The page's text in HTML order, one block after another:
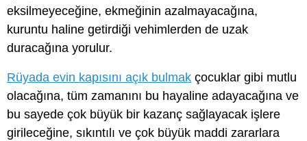
eksilmeyeceğine, ekmeğinin azalmayacağına,
kuruntu haline getirdiği vehimlerden de uzak
duracağına yorulur.
Rüyada evin kapısını açık bulmak çocuklar gibi mutlu
olacağına, tüm zamanını bu hayaline adayacağına ve
bu sayede çok büyük bir kazanç sağlayacak işlere
girileceğine, sıkıntılı ve çok büyük maddi zararlara